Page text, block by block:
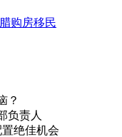
购房移民
？
负责人
绝佳机会